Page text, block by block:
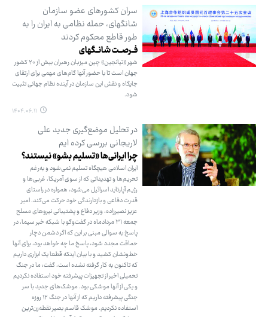
سران کشورهای عضو سازمان
شانگهای، حمله نظامی به ایران را به
طور قاطع محکوم کردند
فــرصــت شانــگهای
شهر «تیانجین» چین میزبان رهبران بیش از ۲۰ کشور
جهان است تا با حضور آنها گام‌های مهمی برای ارتقای
جایگاه و نقش این سازمان در آینده نظام جهانی تثبیت
شود.
۱۴۰۴.۰۶.۱۱
در تحلیل موضع‌گیری جدید علی
لاریجانی بررسی کرده ایم
چرا ایرانی‌ها «تسلیم بشو» نیستند؟
ایران اسلامی هیچگاه تسلیم نمی‌شود و به‌رغم
تحریم‌ها و تهدیداتی که از سوی آمریکا، غربی‌ها و
رژیم آپارتاید اسرائیل می‌شود، همواره در راستای
قدرت دفاعی و بازدارندگی خود حرکت می‌کند. امیر
عزیز نصیرزاده، وزیر دفاع و پشتیبانی نیروهای مسلح
جمعه ۳۱ مردادماه در گفت‌وگو با شبکه خبر سیما، در
پاسخ به سوالی مبنی بر این که اگر دشمن دچار
حماقت مجدد شود، پاسخ ما چه خواهد بود، برای آنها
خط‌ونشان کشید و با بیان اینکه قطعا یک ابزاری داریم
که تاکنون به کار گرفته نشده است، گفت: ما در جنگ
تحمیلی اخیر از تجهیزات پیشرفته خود استفاده نکردیم
و یکی از آنها موشکی بود. موشک‌های جدید با سر
جنگی پیشرفته داریم که از آنها در جنگ ۱۲ روزه
استفاده نکردیم. موشک قاسم بصیر نقطه‌زن‌ترین